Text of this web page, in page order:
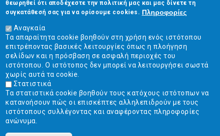
for testing
whether or
not you are a
human visitor
and to
prevent
automated
spam
submissions.
5+2
Στουρνάρη 17, Αθήνα 10683
2103304444
info@ekpizo.gr
www.ekpizo.gr
Δευ - Πεμ:10:00 πμ - 2:00 μμ
Σάβ - Κυρ: Κλειστά
θεωρηθεί ότι αποδέχεστε την πολιτική μας και μας δίνετε τη
συγκατάθεσή σας για να ορίσουμε cookies. Πληροφορίες
Αναγκαία
Τα απαραίτητα cookie βοηθούν στη χρήση ενός ιστότοπου
επιτρέποντας βασικές λειτουργίες όπως η πλοήγηση
σελίδων και η πρόσβαση σε ασφαλή περιοχές του
ιστότοπου. Ο ιστότοπος δεν μπορεί να λειτουργήσει σωστά
χωρίς αυτά τα cookie.
Στατιστικά
Τα στατιστικά cookie βοηθούν τους κατόχους ιστότοπων να
κατανοήσουν πώς οι επισκέπτες αλληλεπιδρούν με τους
ιστότοπους συλλέγοντας και αναφέροντας πληροφορίες
ανώνυμα.